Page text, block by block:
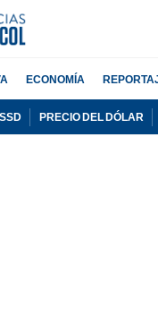
ECONOMÍA
PRECIO DEL DÓLAR